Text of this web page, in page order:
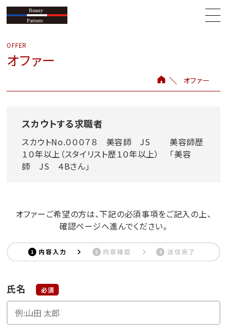
オファー
オファー
スカウトする求職者
スカウトNo.０００７８ 美容師 JS 美容師歴
１０年以上（スタイリスト歴１０年以上） 「美容
師 JS ４Bさん」
オファーご希望の方は、下記の必須事項をご記入の上、
確認ページへ進んでください。
氏名 必須